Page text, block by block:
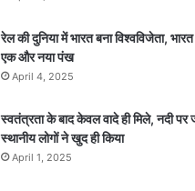
रेल की दुनिया में भारत बना विश्वविजेता,
एक और नया पंख
April 4, 2025
स्वतंत्रता के बाद केवल वादे ही मिले, नदी पर
स्थानीय लोगों ने खुद ही किया
April 1, 2025